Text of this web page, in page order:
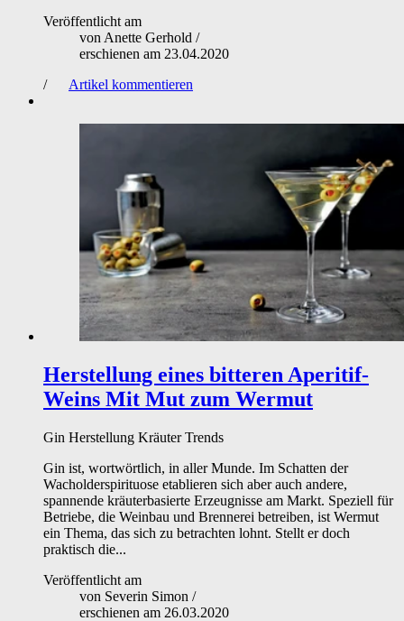
Veröffentlicht am
von Anette Gerhold /
erschienen am 23.04.2020
/
Artikel kommentieren
Herstellung eines bitteren Aperitif-
Weins Mit Mut zum Wermut
Gin Herstellung Kräuter Trends
Gin ist, wortwörtlich, in aller Munde. Im Schatten der
Wacholderspirituose etablieren sich aber auch andere,
spannende kräuterbasierte Erzeugnisse am Markt. Speziell für
Betriebe, die Weinbau und Brennerei betreiben, ist Wermut
ein Thema, das sich zu betrachten lohnt. Stellt er doch
praktisch die...
Veröffentlicht am
von Severin Simon /
erschienen am 26.03.2020